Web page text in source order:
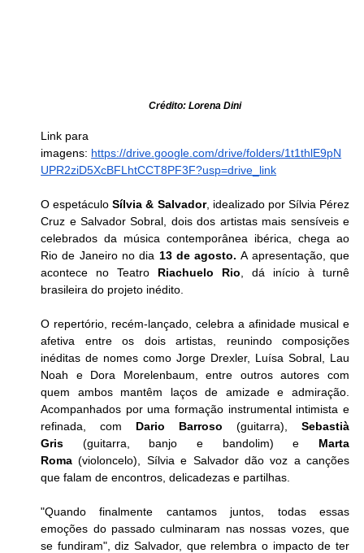
Crédito: Lorena Dini
Link para
imagens: https://drive.google.com/drive/folders/1t1thlE9pN
UPR2ziD5XcBFLhtCCT8PF3F?usp=drive_link
O espetáculo Sílvia & Salvador, idealizado por Sílvia Pérez
Cruz e Salvador Sobral, dois dos artistas mais sensíveis e
celebrados da música contemporânea ibérica, chega ao
Rio de Janeiro no dia 13 de agosto. A apresentação, que
acontece no Teatro Riachuelo Rio , dá início à turnê
brasileira do projeto inédito.
O repertório, recém-lançado, celebra a afinidade musical e
afetiva entre os dois artistas, reunindo composições
inéditas de nomes como Jorge Drexler, Luísa Sobral, Lau
Noah e Dora Morelenbaum, entre outros autores com
quem ambos mantêm laços de amizade e admiração.
Acompanhados por uma formação instrumental intimista e
refinada, com Dario Barroso (guitarra), Sebastià
Gris (guitarra, banjo e bandolim) e Marta
Roma (violoncelo), Sílvia e Salvador dão voz a canções
que falam de encontros, delicadezas e partilhas.
"Quando finalmente cantamos juntos, todas essas
emoções do passado culminaram nas nossas vozes, que
se fundiram", diz Salvador, que relembra o impacto de ter